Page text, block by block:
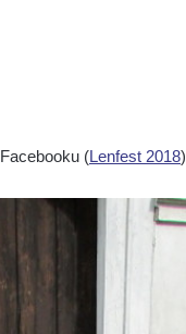
(Lenfest 2018)